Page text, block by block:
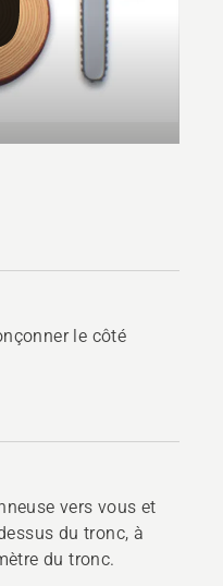
le côté
vers vous et
du tronc, à
du tronc.